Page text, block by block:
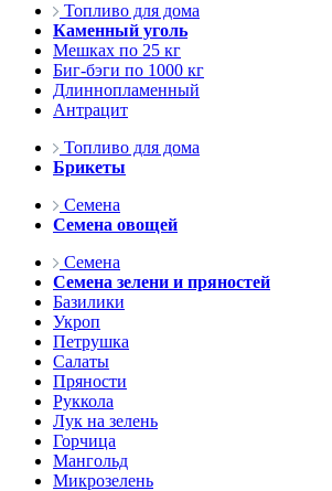
Топливо для дома
Каменный уголь
Мешках по 25 кг
Биг-бэги по 1000 кг
Длиннопламенный
Антрацит
Топливо для дома
Брикеты
Семена
Семена овощей
Семена
Семена зелени и пряностей
Базилики
Укроп
Петрушка
Салаты
Пряности
Руккола
Лук на зелень
Горчица
Мангольд
Микрозелень